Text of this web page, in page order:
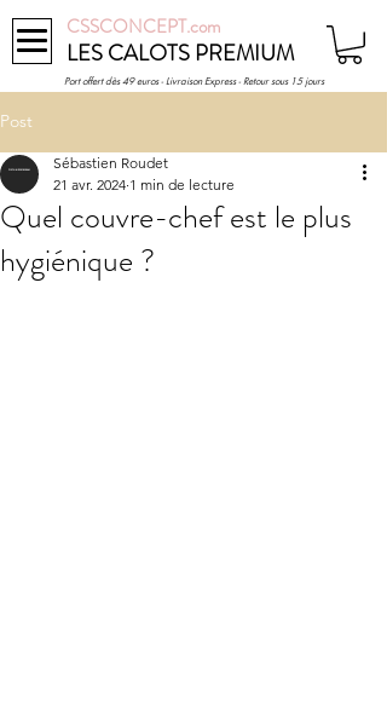
CSSCONCEPT.com
LES CALOTS PREMIUM
Port offert dès 49 euros - Livraison Express - Retour sous 15 jours
Post
Quel couvre-chef est le plus
hygiénique ?
Sébastien Roudet
21 avr. 2024 1 min de lecture